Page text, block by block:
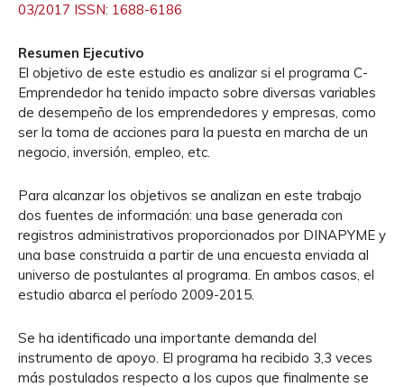
03/2017 ISSN: 1688-6186
Resumen Ejecutivo
El objetivo de este estudio es analizar si el programa C-
Emprendedor ha tenido impacto sobre diversas variables
de desempeño de los emprendedores y empresas, como
ser la toma de acciones para la puesta en marcha de un
negocio, inversión, empleo, etc.
Para alcanzar los objetivos se analizan en este trabajo
dos fuentes de información: una base generada con
registros administrativos proporcionados por DINAPYME y
una base construida a partir de una encuesta enviada al
universo de postulantes al programa. En ambos casos, el
estudio abarca el período 2009-2015.
Se ha identificado una importante demanda del
instrumento de apoyo. El programa ha recibido 3,3 veces
más postulados respecto a los cupos que finalmente se